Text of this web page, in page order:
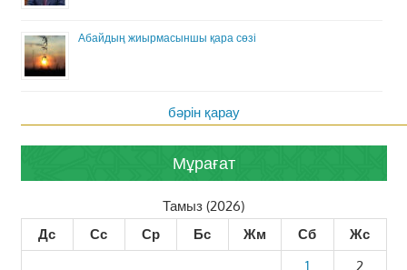
Абайдың жиырмасыншы қара сөзі
бәрін қарау
Мұрағат
Тамыз (2026)
Дс
Сс Ср Бс Жм Сб
Жс
1
2